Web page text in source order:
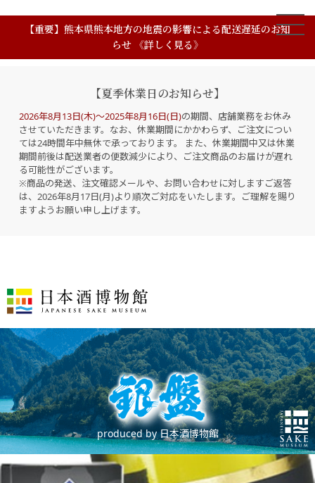
【重要】熊本県熊本地方の地震の影響による配送遅延のお知
らせ 《詳しく見る》
【夏季休業日のお知らせ】
2026年8月13日(木)～2025年8月16日(日)の期間、店舗業務をお休み
させていただきます。なお、休業期間にかかわらず、ご注文につい
ては24時間年中無休で承っております。 また、休業期間中又は休業
期間前後は配送業者の便数減少により、ご注文商品のお届けが遅れ
る可能性がございます。
※商品の発送、注文確認メールや、お問い合わせに対しますご返答
は、2026年8月17日(月)より順次ご対応をいたします。ご理解を賜り
ますようお願い申し上げます。
produced by 日本酒博物館